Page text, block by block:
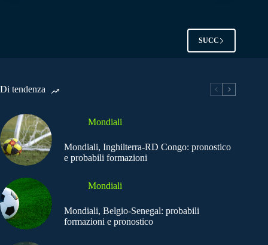
SUCC
Di tendenza
Mondiali
Mondiali, Inghilterra-RD Congo: pronostico
e probabili formazioni
Mondiali
Mondiali, Belgio-Senegal: probabili
formazioni e pronostico